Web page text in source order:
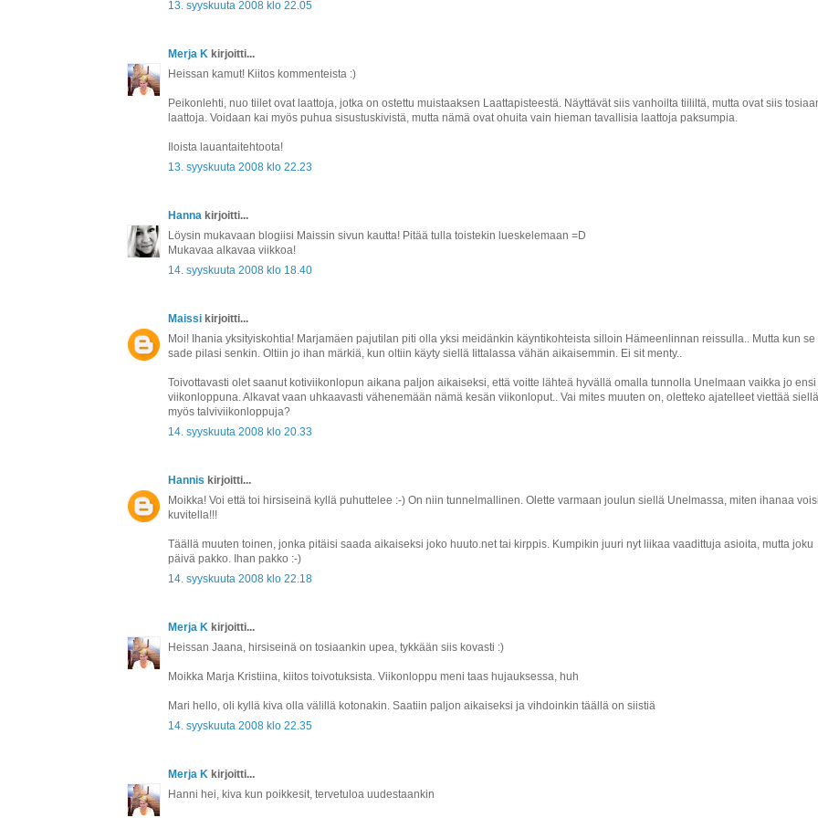
13. syyskuuta 2008 klo 22.05
Merja K kirjoitti...
Heissan kamut! Kiitos kommenteista :)
Peikonlehti, nuo tiilet ovat laattoja, jotka on ostettu muistaaksen Laattapisteestä. Näyttävät siis vanhoilta tiililtä, mutta ovat siis
laattoja. Voidaan kai myös puhua sisustuskivistä, mutta nämä ovat ohuita vain hieman tavallisia laattoja paksumpia.
Iloista lauantaitehtoota!
13. syyskuuta 2008 klo 22.23
Hanna kirjoitti...
Löysin mukavaan blogiisi Maissin sivun kautta! Pitää tulla toistekin lueskelemaan =D
Mukavaa alkavaa viikkoa!
14. syyskuuta 2008 klo 18.40
Maissi kirjoitti...
Moi! Ihania yksityiskohtia! Marjamäen pajutilan piti olla yksi meidänkin käyntikohteista silloin Hämeenlinnan reissulla.. Mutta kun se
sade pilasi senkin. Oltiin jo ihan märkiä, kun oltiin käyty siellä Iittalassa vähän aikaisemmin. Ei sit menty..
Toivottavasti olet saanut kotiviikonlopun aikana paljon aikaiseksi, että voitte lähteä hyvällä omalla tunnolla Unelmaan vaikka jo ensi
viikonloppuna. Alkavat vaan uhkaavasti vähenemään nämä kesän viikonloput.. Vai mites muuten on, oletteko ajatelleet viettää siellä
myös talviviikonloppuja?
14. syyskuuta 2008 klo 20.33
Hannis kirjoitti...
Moikka! Voi että toi hirsiseinä kyllä puhuttelee :-) On niin tunnelmallinen. Olette varmaan joulun siellä Unelmassa, miten ihanaa
kuvitella!!!
Täällä muuten toinen, jonka pitäisi saada aikaiseksi joko huuto.net tai kirppis. Kumpikin juuri nyt liikaa vaadittuja asioita, mutta joku
päivä pakko. Ihan pakko :-)
14. syyskuuta 2008 klo 22.18
Merja K kirjoitti...
Heissan Jaana, hirsiseinä on tosiaankin upea, tykkään siis kovasti :)
Moikka Marja Kristiina, kiitos toivotuksista. Viikonloppu meni taas hujauksessa, huh
Mari hello, oli kyllä kiva olla välillä kotonakin. Saatiin paljon aikaiseksi ja vihdoinkin täällä on siistiä
14. syyskuuta 2008 klo 22.35
Merja K kirjoitti...
Hanni hei, kiva kun poikkesit, tervetuloa uudestaankin